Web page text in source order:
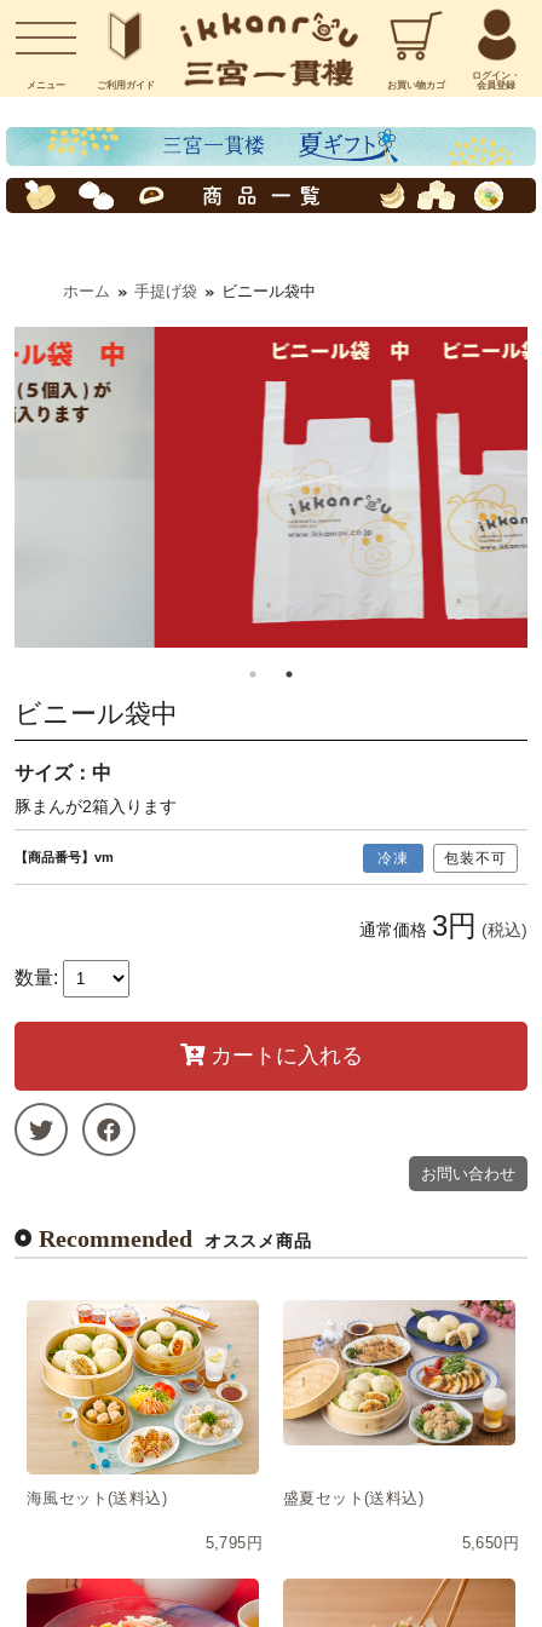
メニュー ご利用 ガイド お買い物カゴ
ログイン・
会員登録
お問い合わせ
ホーム 手提げ袋 ビニール袋中
ビニール袋中
サイズ：中
豚まんが2箱入ります
【商品番号】vm 冷凍 包装不可
通常価格 3円 (税込)
数量:
カートに入れる
お問い合わせ
Recommended オススメ商品
海風セット(送料込)
5,795円
盛夏セット(送料込)
5,650円